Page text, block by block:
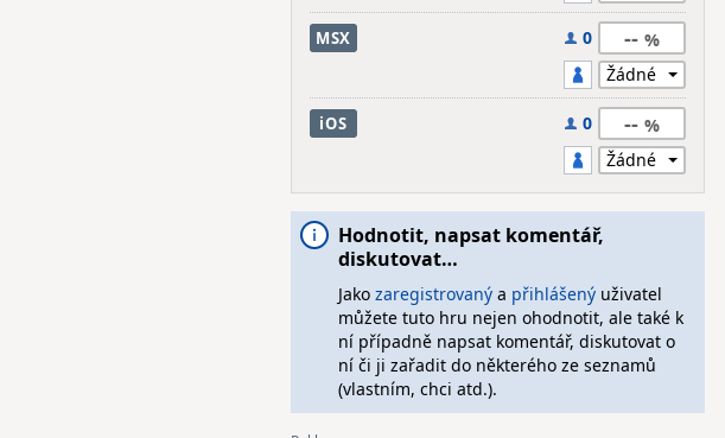
MSX 0 --
iOS 0 --
Hodnotit, napsat komentář,
diskutovat…
Jako zaregistrovanýa přihlášenýuživatel
můžete tuto hru nejen ohodnotit, ale také k
ní případně napsat komentář, diskutovat o
ní či ji zařadit do některého ze seznamů
(vlastním, chci atd.).